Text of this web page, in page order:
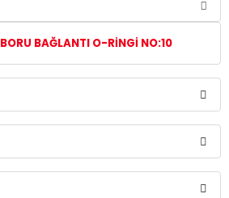
BAĞLANTI O-RİNGİ NO:10
ilk yorumu siz yapın!